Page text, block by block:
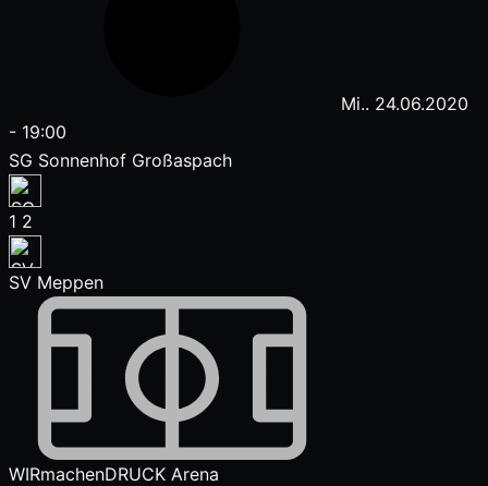
Mi.. 24.06.2020
- 19:00
SG Sonnenhof Großaspach
1 2
SV Meppen
WIRmachenDRUCK Arena